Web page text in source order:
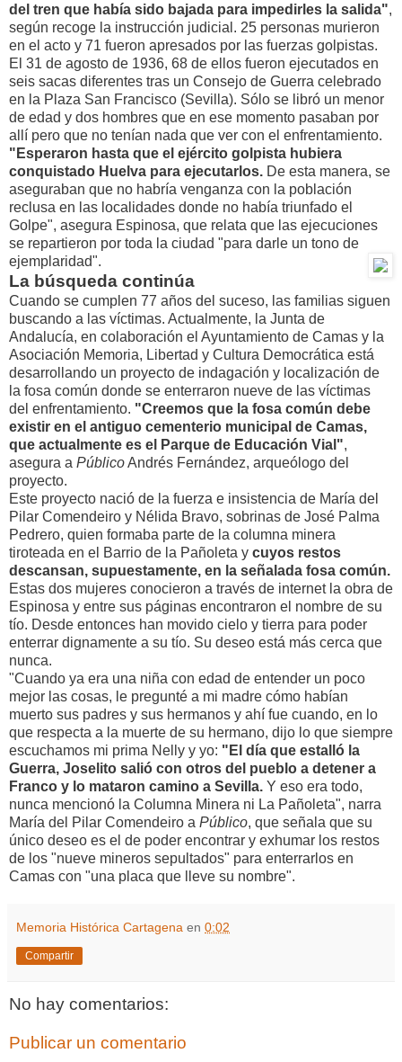
del tren que había sido bajada para impedirles la salida",
según recoge la instrucción judicial. 25 personas murieron
en el acto y 71 fueron apresados por las fuerzas golpistas.
El 31 de agosto de 1936, 68 de ellos fueron ejecutados en
seis sacas diferentes tras un Consejo de Guerra celebrado
en la Plaza San Francisco (Sevilla). Sólo se libró un menor
de edad y dos hombres que en ese momento pasaban por
allí pero que no tenían nada que ver con el enfrentamiento.
"Esperaron hasta que el ejército golpista hubiera
conquistado Huelva para ejecutarlos. De esta manera, se
aseguraban que no habría venganza con la población
reclusa en las localidades donde no había triunfado el
Golpe", asegura Espinosa, que relata que las ejecuciones
se repartieron por toda la ciudad "para darle un tono de
ejemplaridad".
La búsqueda continúa
Cuando se cumplen 77 años del suceso, las familias siguen
buscando a las víctimas. Actualmente, la Junta de
Andalucía, en colaboración el Ayuntamiento de Camas y la
Asociación Memoria, Libertad y Cultura Democrática está
desarrollando un proyecto de indagación y localización de
la fosa común donde se enterraron nueve de las víctimas
del enfrentamiento. "Creemos que la fosa común debe
existir en el antiguo cementerio municipal de Camas,
que actualmente es el Parque de Educación Vial",
asegura a PúblicoAndrés Fernández, arqueólogo del
proyecto.
Este proyecto nació de la fuerza e insistencia de María del
Pilar Comendeiro y Nélida Bravo, sobrinas de José Palma
Pedrero, quien formaba parte de la columna minera
tiroteada en el Barrio de la Pañoleta y cuyos restos
descansan, supuestamente, en la señalada fosa común.
Estas dos mujeres conocieron a través de internet la obra de
Espinosa y entre sus páginas encontraron el nombre de su
tío. Desde entonces han movido cielo y tierra para poder
enterrar dignamente a su tío. Su deseo está más cerca que
nunca.
"Cuando ya era una niña con edad de entender un poco
mejor las cosas, le pregunté a mi madre cómo habían
muerto sus padres y sus hermanos y ahí fue cuando, en lo
que respecta a la muerte de su hermano, dijo lo que siempre
escuchamos mi prima Nelly y yo: "El día que estalló la
Guerra, Joselito salió con otros del pueblo a detener a
Franco y lo mataron camino a Sevilla. Y eso era todo,
nunca mencionó la Columna Minera ni La Pañoleta", narra
María del Pilar Comendeiro a Público, que señala que su
único deseo es el de poder encontrar y exhumar los restos
de los "nueve mineros sepultados" para enterrarlos en
Camas con "una placa que lleve su nombre".
Memoria Histórica Cartagena en 0:02
Compartir
No hay comentarios:
Publicar un comentario